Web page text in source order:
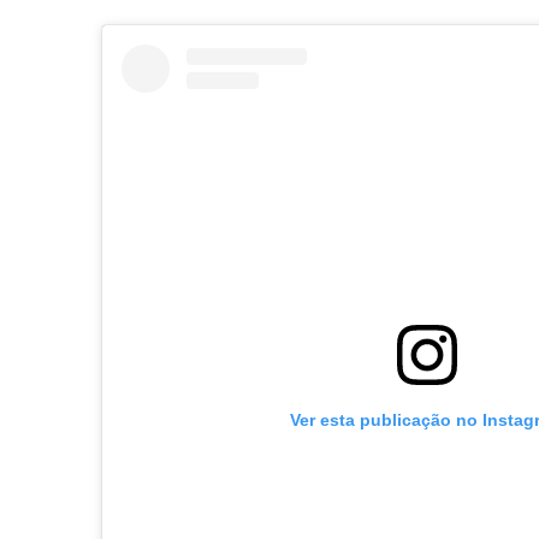
Ver esta publicação no